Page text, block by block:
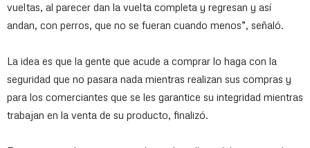
vueltas, al parecer dan la vuelta completa y regresan y así
andan, con perros, que no se fueran cuando menos”, señaló.
La idea es que la gente que acude a comprar lo haga con la
seguridad que no pasara nada mientras realizan sus compras y
para los comerciantes que se les garantice su integridad mientras
trabajan en la venta de su producto, finalizó.